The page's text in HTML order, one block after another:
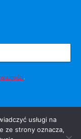
.
usługi na
ze strony oznacza,